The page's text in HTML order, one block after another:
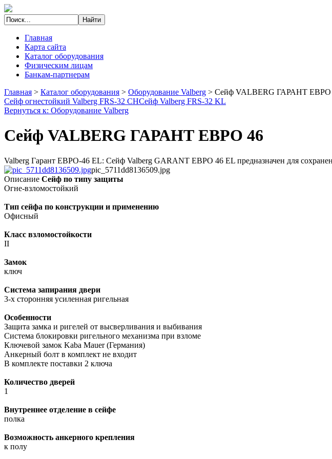
Главная
Карта сайта
Каталог оборудования
Физическим лицам
Банкам-партнерам
Главная > Каталог оборудования > Оборудование Valberg > Сейф VALBERG ГАРАНТ ЕВРО
Сейф огнестойкий Valberg FRS-32 CHСейф Valberg FRS-32 KL
Вернуться к: Оборудование Valberg
Сейф VALBERG ГАРАНТ ЕВРО 46
Valberg Гарант ЕВРО-46 EL: Сейф Valberg GARANT ЕВРО 46 EL предназначен для
pic_5711dd8136509.jpg
Описание Сейф по типу защиты
Огне-взломостойкий
Тип сейфа по конструкции и применению
Офисный
Класс взломостойкости
II
Замок
ключ
Система запирания двери
3-х сторонняя усиленная ригельная
Особенности
Защита замка и ригелей от высверливания и выбивания
Cистема блокировки ригельного механизма при взломе
Ключевой замок Kaba Mauer (Германия)
Анкерный болт в комплект не входит
В комплекте поставки 2 ключа
Количество дверей
1
Внутреннее отделение в сейфе
полка
Возможность анкерного крепления
к полу